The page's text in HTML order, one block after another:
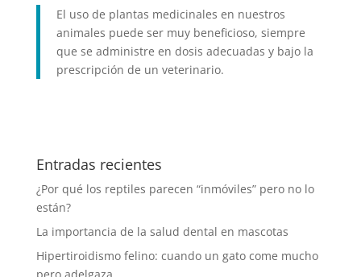
El uso de plantas medicinales en nuestros
animales puede ser muy beneficioso, siempre
que se administre en dosis adecuadas y bajo la
prescripción de un veterinario.
Entradas recientes
¿Por qué los reptiles parecen “inmóviles” pero no lo
están?
La importancia de la salud dental en mascotas
Hipertiroidismo felino: cuando un gato come mucho